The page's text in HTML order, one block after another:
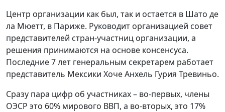
Центр организации как был, так и остается в Шато де
ла Мюетт, в Париже. Руководит организацией совет
представителей стран-участниц организации, а
решения принимаются на основе консенсуса.
Последние 7 лет генеральным секретарем работает
представитель Мексики Хоче Анхель Гурия Тревиньо.
Сразу пара цифр об участниках – во-первых, члены
ОЭСР это 60% мирового ВВП, а во-вторых, это 17%